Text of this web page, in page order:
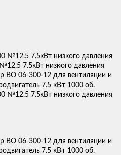
7.5кВт низкого давления
ВО 06-300-12 для вентиляции и
7.5 кВт 1000 об.
ВО 06-300-12 для вентиляции и
7.5 кВт 1000 об.